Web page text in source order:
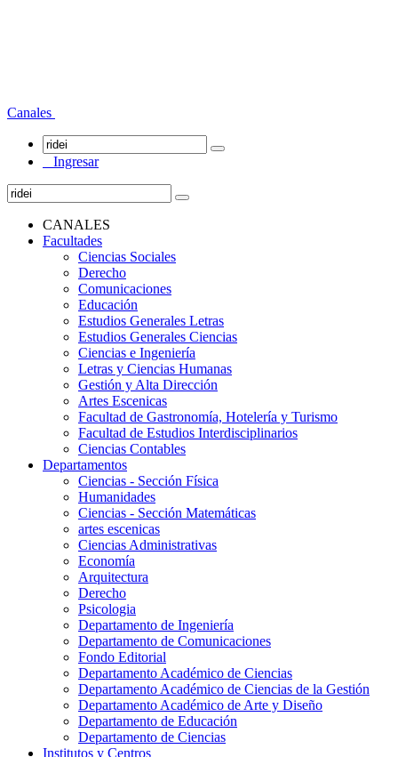
Canales
Ingresar
CANALES
Facultades
Ciencias Sociales
Derecho
Comunicaciones
Educación
Estudios Generales Letras
Estudios Generales Ciencias
Ciencias e Ingeniería
Letras y Ciencias Humanas
Gestión y Alta Dirección
Artes Escenicas
Facultad de Gastronomía, Hotelería y Turismo
Facultad de Estudios Interdisciplinarios
Ciencias Contables
Departamentos
Ciencias - Sección Física
Humanidades
Ciencias - Sección Matemáticas
artes escenicas
Ciencias Administrativas
Economía
Arquitectura
Derecho
Psicologia
Departamento de Ingeniería
Departamento de Comunicaciones
Fondo Editorial
Departamento Académico de Ciencias
Departamento Académico de Ciencias de la Gestión
Departamento Académico de Arte y Diseño
Departamento de Educación
Departamento de Ciencias
Institutos y Centros